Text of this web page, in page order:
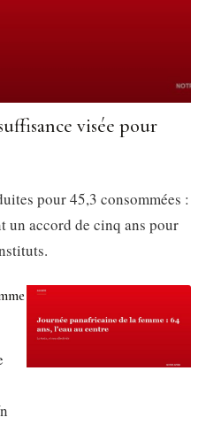
visée pour
pour 45,3 consommées :
un accord de cinq ans pour